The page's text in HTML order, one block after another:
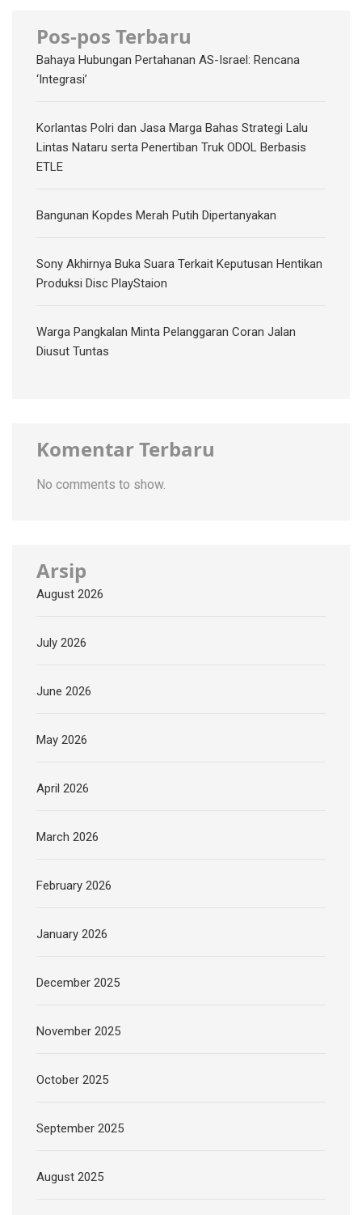
Pos-pos Terbaru
Bahaya Hubungan Pertahanan AS-Israel: Rencana
‘Integrasi’
Korlantas Polri dan Jasa Marga Bahas Strategi Lalu
Lintas Nataru serta Penertiban Truk ODOL Berbasis
ETLE
Bangunan Kopdes Merah Putih Dipertanyakan
Sony Akhirnya Buka Suara Terkait Keputusan Hentikan
Produksi Disc PlayStaion
Warga Pangkalan Minta Pelanggaran Coran Jalan
Diusut Tuntas
Komentar Terbaru
No comments to show.
Arsip
August 2026
July 2026
June 2026
May 2026
April 2026
March 2026
February 2026
January 2026
December 2025
November 2025
October 2025
September 2025
August 2025